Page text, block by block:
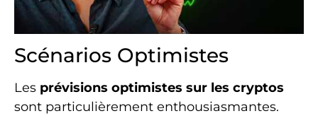
Scénarios Optimistes
Les prévisions optimistes sur les cryptos
sont particulièrement enthousiasmantes.